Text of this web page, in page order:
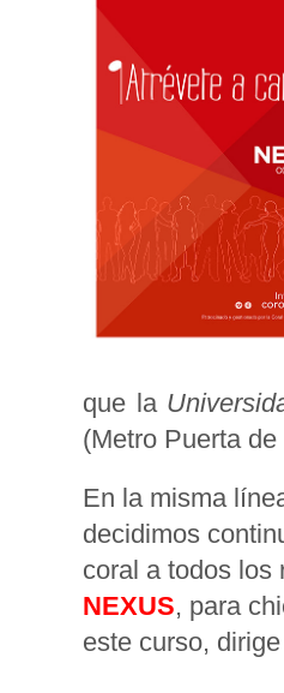
que la
(Metro Puerta de
En la misma
decidimos
coral a todos
NEXUS, para
este curso,